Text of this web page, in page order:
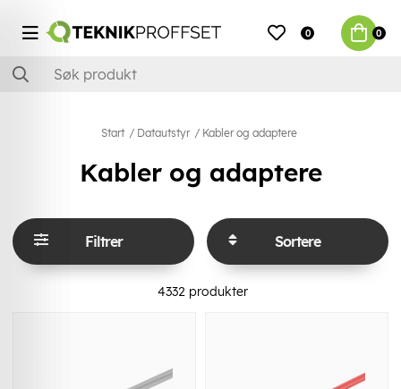
0 0
Start Datautstyr Kabler og adaptere
Kabler og adaptere
Filtrer Sortere
4332produkter